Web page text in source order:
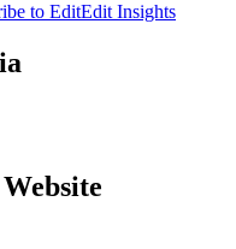
to EditEdit Insights